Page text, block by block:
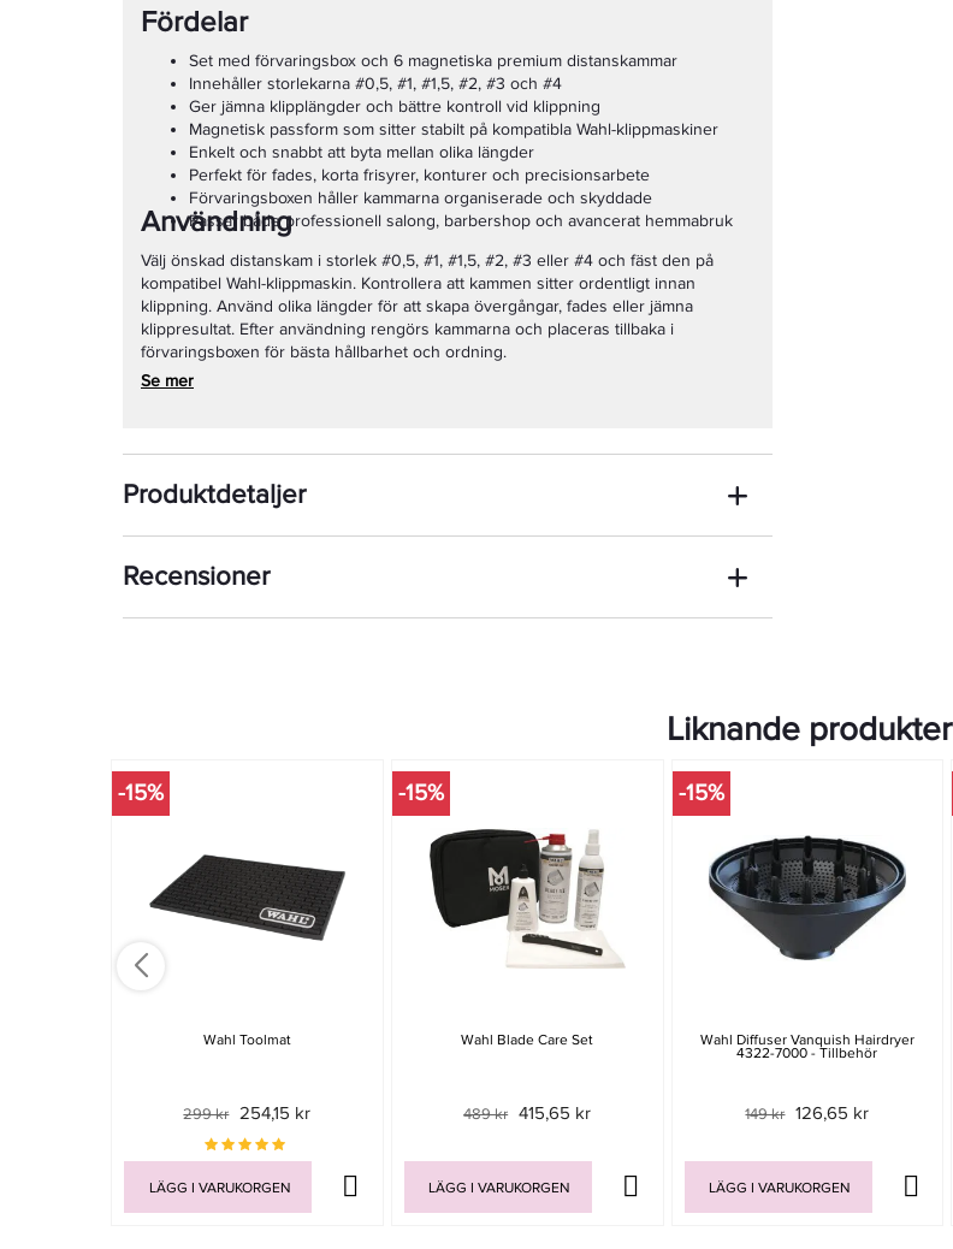
Fördelar
Set med förvaringsbox och 6 magnetiska premium distanskammar
Innehåller storlekarna #0,5, #1, #1,5, #2, #3 och #4
Ger jämna klipplängder och bättre kontroll vid klippning
Magnetisk passform som sitter stabilt på kompatibla Wahl-klippmaskiner
Enkelt och snabbt att byta mellan olika längder
Perfekt för fades, korta frisyrer, konturer och precisionsarbete
Förvaringsboxen håller kammarna organiserade och skyddade
Passar både professionell salong, barbershop och avancerat hemmabruk
Användning
Välj önskad distanskam i storlek #0,5, #1, #1,5, #2, #3 eller #4 och fäst den på
kompatibel Wahl-klippmaskin. Kontrollera att kammen sitter ordentligt innan
klippning. Använd olika längder för att skapa övergångar, fades eller jämna
klippresultat. Efter användning rengörs kammarna och placeras tillbaka i
förvaringsboxen för bästa hållbarhet och ordning.
Se mer
Produktdetaljer
Recensioner
Liknande produkter
-15%
Wahl Toolmat
299 kr 254,15 kr
LÄGG I VARUKORGEN
-15%
Wahl Blade Care Set
489 kr 415,65 kr
LÄGG I VARUKORGEN
-15%
Wahl Diffuser Vanquish Hairdryer
4322-7000 - Tillbehör
149 kr 126,65 kr
LÄGG I VARUKORGEN